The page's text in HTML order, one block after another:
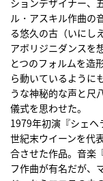
ションデザイナー、
ル・アスキル作曲の
る悠久の古（いにし
アボリジニダンスを
とつのフォルムを造
ら動いているように
うな神秘的な声と尺
儀式を思わせた。
1979年初演『シェヘ
世紀末ウイーンを代
合させた作品。音楽
フ作曲が有名だが、